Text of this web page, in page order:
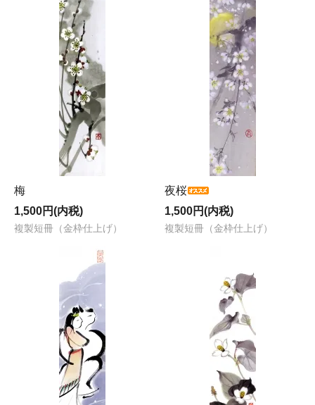
梅
1,500円(内税)
複製短冊（金枠仕上げ）
夜桜
1,500円(内税)
複製短冊（金枠仕上げ）